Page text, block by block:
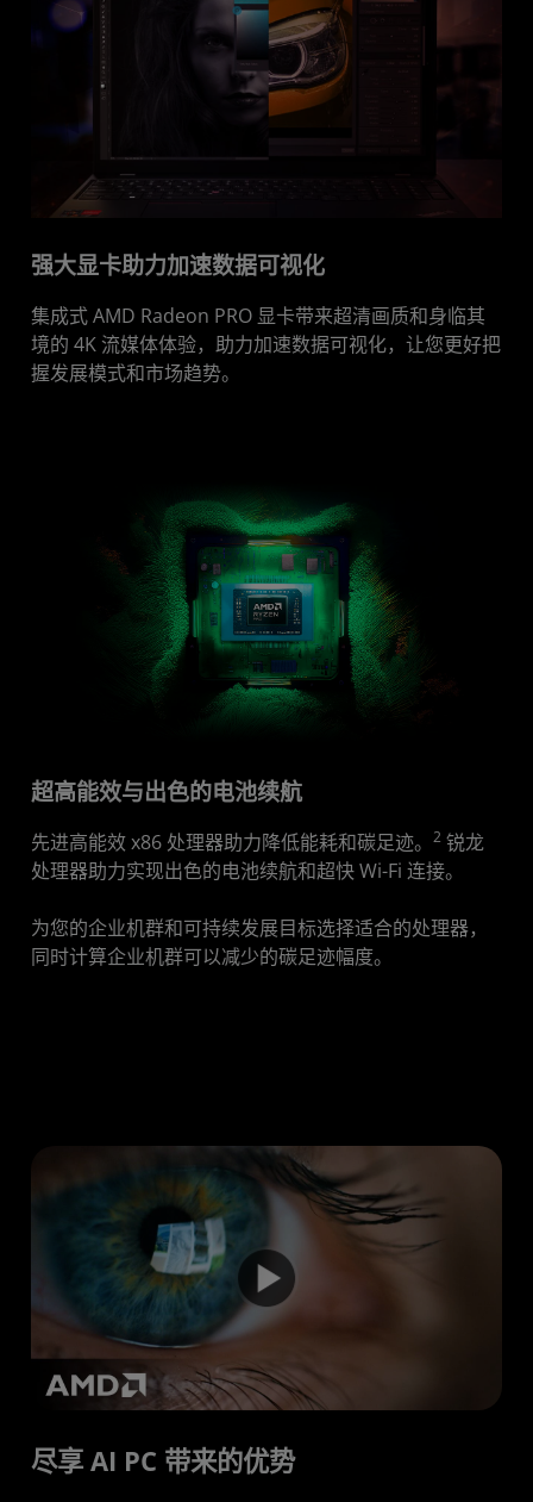
强大显卡助力加速数据可视化
集成式 AMD Radeon PRO 显卡带来超清画质和身临其
境的 4K 流媒体体验，助力加速数据可视化，让您更好把
握发展模式和市场趋势。
超高能效与出色的电池续航
先进高能效 x86 处理器助力降低能耗和碳足迹。 2 锐龙
处理器助力实现出色的电池续航和超快 Wi-Fi 连接。
为您的企业机群和可持续发展目标选择适合的处理器，
同时计算企业机群可以减少的碳足迹幅度。
尽享 AI PC 带来的优势